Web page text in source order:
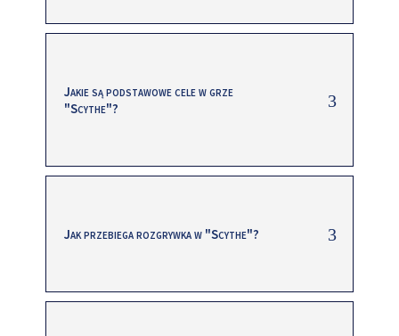
Jakie są podstawowe cele w grze
"Scythe"?
Jak przebiega rozgrywka w "Scythe"?